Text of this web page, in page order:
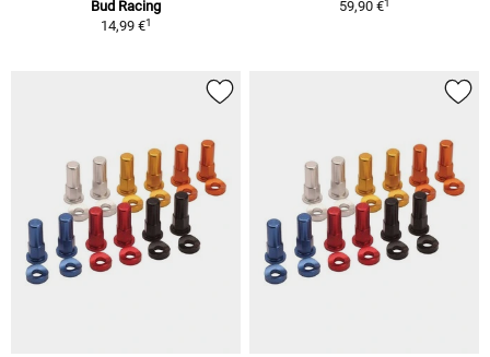
Bud Racing
14,99 €1
59,90 €